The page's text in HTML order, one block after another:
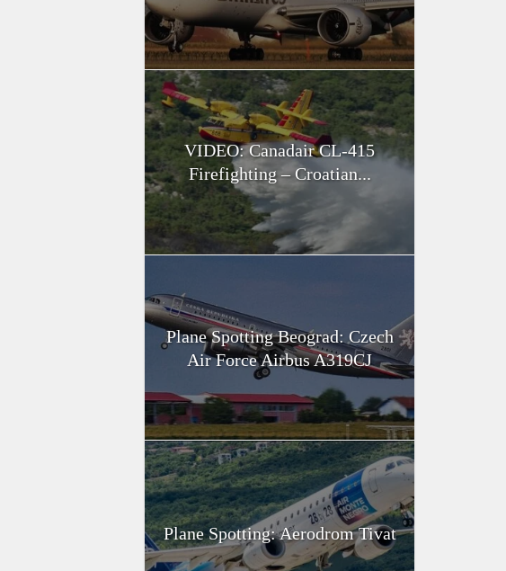
VIDEO: Canadair CL-415
Firefighting – Croatian...
Plane Spotting Beograd: Czech
Air Force Airbus A319CJ
Plane Spotting: Aerodrom Tivat